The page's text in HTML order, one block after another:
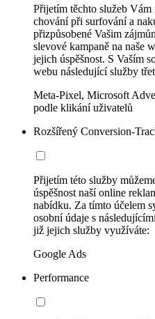
Přijetím těchto služeb Vám
chování při surfování a
přizpůsobené Vašim
slevové kampaně na naše
jejich úspěšnost. S Vaším
webu následující služby
Meta-Pixel, Microsoft
podle klikání uživatelů
Rozšířený Conversion-
Přijetím této služby
úspěšnost naší online
nabídku. Za tímto účelem
osobní údaje s
již jejich služby využíváte:
Google Ads
Performance